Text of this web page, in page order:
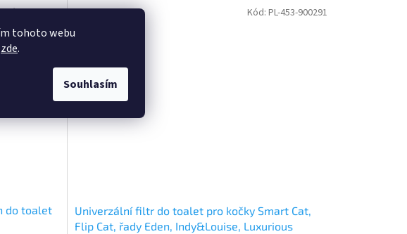
tohoto webu
zde.
Souhlasím
do toalet
Kód:TX-4044
Univerzální filtr do toalet pro kočky Smart Cat,
Flip Cat, řady Eden, Indy&Louise, Luxurious
Kód: PL-453-900291